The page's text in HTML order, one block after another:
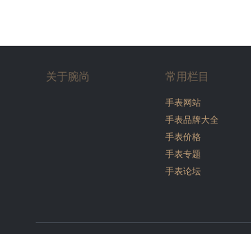
关于腕尚 常用栏目
手表网站
手表品牌大全
手表价格
手表专题
手表论坛